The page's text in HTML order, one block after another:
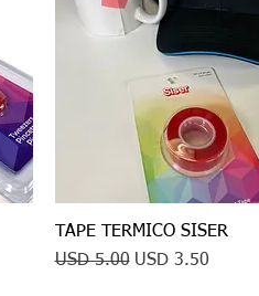
Vista rápida
TAPE TERMICO SISER
Precio
USD 5.00 Precio de oferta
USD 3.50